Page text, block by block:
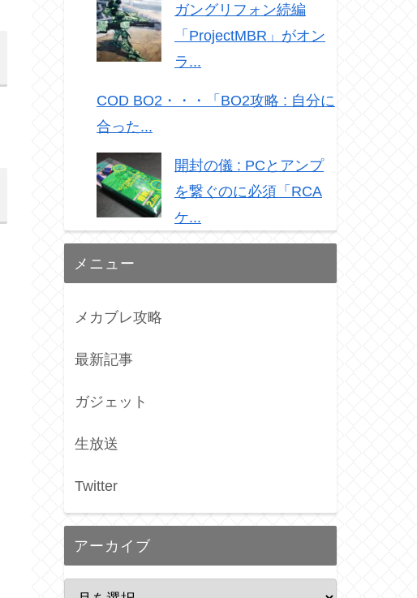
ガングリフォン続編
「ProjectMBR」がオン
ラ...
COD BO2・・・「BO2攻略 : 自分に
合った...
開封の儀 : PCとアンプ
を繋ぐのに必須「RCA
ケ...
メニュー
メカブレ攻略
最新記事
ガジェット
生放送
Twitter
アーカイブ